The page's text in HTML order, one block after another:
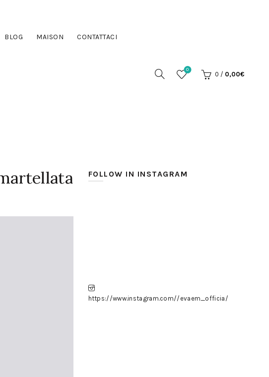
BLOG MAISON CONTATTACI
0
0 / 0,00€
FOLLOW IN INSTAGRAM
https://www.instagram.com//evaem_officia/